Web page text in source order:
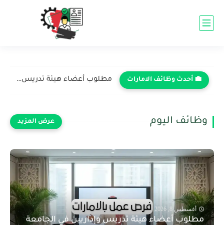
💼 أحدث وظائف الامارات مطلوب أعضاء هيئة تدريس وإداريين في الجامعة الأمريكية في رأس...
وظائف اليوم
أغسطس 8, 2026
مطلوب أعضاء هيئة تدريس وإداريين في الجامعة